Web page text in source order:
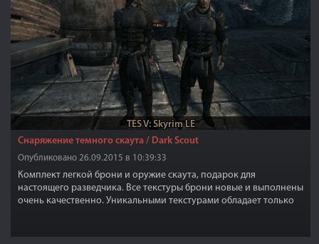
TES V: Skyrim LE
Снаряжение темного скаута / Dark Scout
Опубликовано 26.09.2015 в 10:39:33
Комплект легкой брони и оружие скаута, подарок для
настоящего разведчика. Все текстуры брони новые и выполнены
очень качественно. Уникальными текстурами обладает только